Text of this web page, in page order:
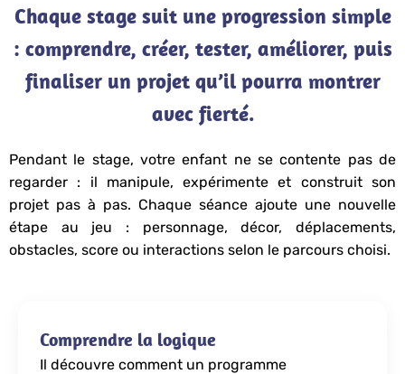
Chaque stage suit une progression simple
: comprendre, créer, tester, améliorer, puis
finaliser un projet qu’il pourra montrer
avec fierté.
Pendant le stage, votre enfant ne se contente pas de
regarder : il manipule, expérimente et construit son
projet pas à pas. Chaque séance ajoute une nouvelle
étape au jeu : personnage, décor, déplacements,
obstacles, score ou interactions selon le parcours choisi.
Comprendre la logique
Il découvre comment un programme